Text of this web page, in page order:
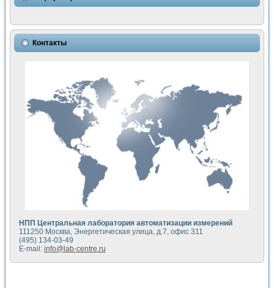
Математическое моделирование генератора сигналов -
Применение осциллографического модуля с высоким
Симуляция отклика импульсного радиолокационного
Автоматизация формирования уравнений состояния для
Разработка автоматизированного стенда для измерения
Применение среды LabVIEW для построения картины
Портативная система для определения показателей
Использование LabVIEW для управления источником
Устройство для снятия вольт-амперных характеристик
Передовые научные технологии: нано-, фемто-,
Автоматизированная установка по измерению временных
Автоматизированный лабораторный комплекс на базе
Визуализация моделирования и оптимизации тепловой
Виртуальный прибор для исследования функциональных
Исследование возможности создания экономичного
Исследование кинетики движения макрочастиц в
Метод прогнозирования свойств дисперсных продуктов
Недорогая система управления сверхпроводящим
Применение технологий NI в курсе экспериментальной
Расчет переноса аэрозоля и выпадения осадка в
Контакты
НПП Центральная лаборатория автоматизации измерений
111250 Москва, Энергетическая улица, д.7, офис 311
(495) 134-03-49
E-mail: info@lab-centre.ru